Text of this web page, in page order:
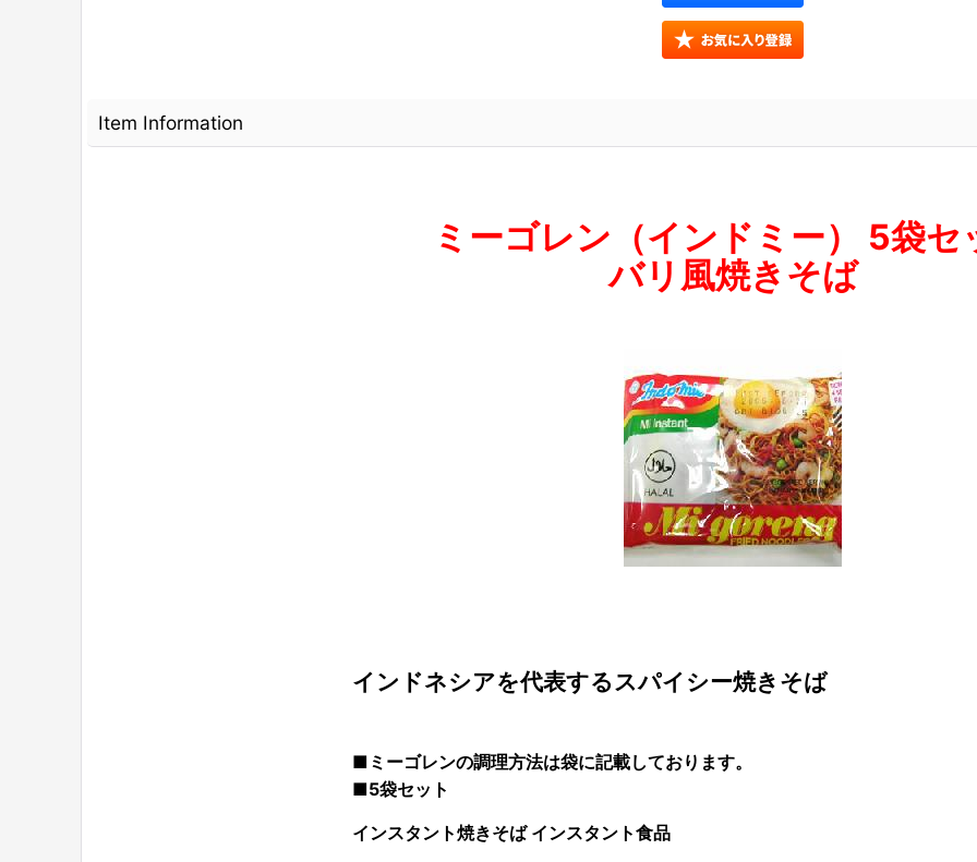
Item Information
ミーゴレン（インドミー） 5袋セ
バリ風焼きそば
インドネシアを代表するスパイシー焼きそば
■ミーゴレンの調理方法は袋に記載しております。
■5袋セット
インスタント焼きそば インスタント食品